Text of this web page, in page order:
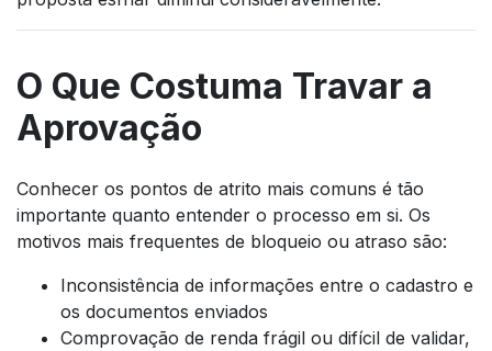
O Que Costuma Travar a
Aprovação
Conhecer os pontos de atrito mais comuns é tão
importante quanto entender o processo em si. Os
motivos mais frequentes de bloqueio ou atraso são:
Inconsistência de informações entre o cadastro e
os documentos enviados
Comprovação de renda frágil ou difícil de validar,